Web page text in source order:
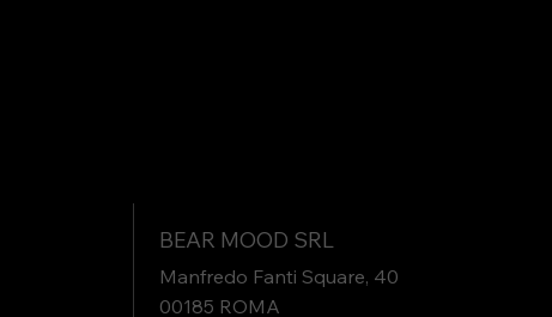
BEAR MOOD SRL
Manfredo Fanti Square, 40
00185 ROMA